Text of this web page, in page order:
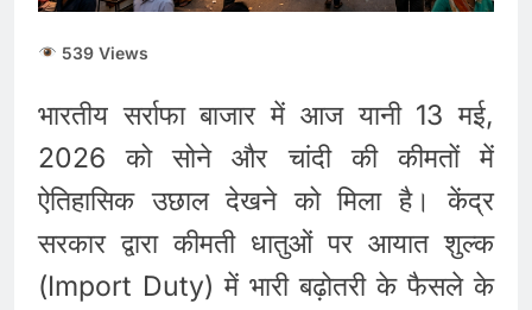
539 Views
भारतीय सर्राफा बाजार में आज यानी 13 मई,
2026 को सोने और चांदी की कीमतों में
ऐतिहासिक उछाल देखने को मिला है। केंद्र
सरकार द्वारा कीमती धातुओं पर आयात शुल्क
(Import Duty) में भारी बढ़ोतरी के फैसले के